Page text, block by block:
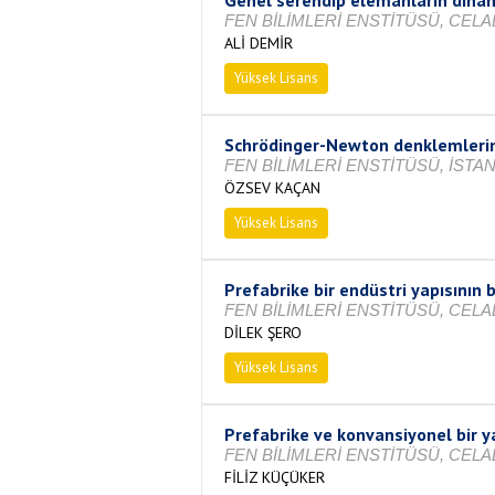
FEN BİLİMLERİ ENSTİTÜSÜ,
ALİ DEMİR
Yüksek Lisans
Schrödinger-Newton
FEN BİLİMLERİ ENSTİTÜSÜ,
ÖZSEV KAÇAN
Yüksek Lisans
Prefabrike bir endüstri
FEN BİLİMLERİ ENSTİTÜSÜ,
DİLEK ŞERO
Yüksek Lisans
Prefabrike ve konvansiyonel bir
FEN BİLİMLERİ ENSTİTÜSÜ,
FİLİZ KÜÇÜKER